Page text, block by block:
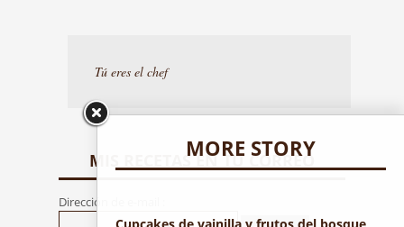
MORE STORY
Tú eres el chef
MIS RECETAS EN TU CORREO
Dirección de e-mail :